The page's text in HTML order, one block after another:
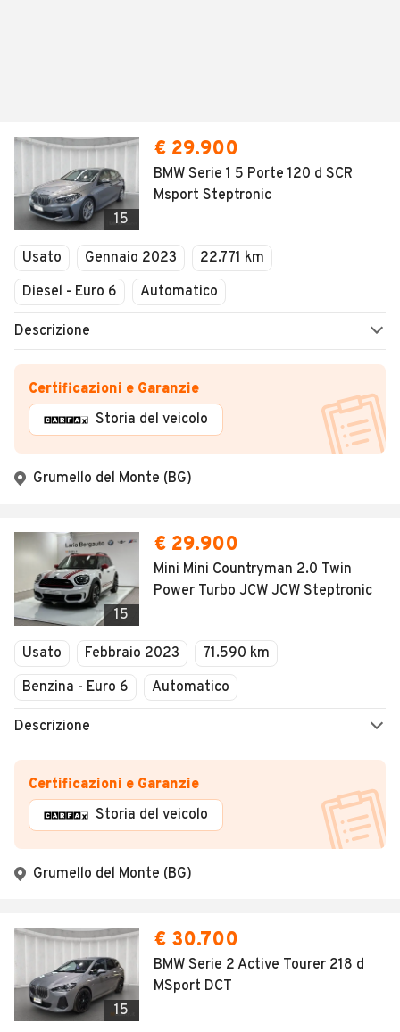
15
€ 29.900
BMW Serie 1 5 Porte 120 d SCR
Msport Steptronic
Usato Gennaio 2023
22.771 km
Diesel - Euro 6
Automatico
Descrizione
Certificazioni e Garanzie
Storia del veicolo
Grumello del Monte (BG)
15
€ 29.900
Mini Mini Countryman 2.0 Twin
Power Turbo JCW JCW Steptronic
Usato Febbraio 2023
71.590 km
Benzina - Euro 6
Automatico
Descrizione
Certificazioni e Garanzie
Storia del veicolo
Grumello del Monte (BG)
15
€ 30.700
BMW Serie 2 Active Tourer 218 d
MSport DCT